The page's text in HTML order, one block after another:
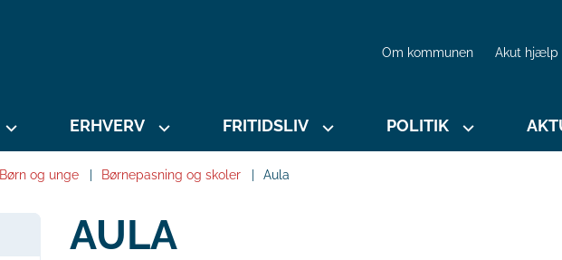
Om kommunen Akut hjælp
ERHVERV FRITIDSLIV POLITIK
Børn og unge Børnepasning og skoler Aula
AULA